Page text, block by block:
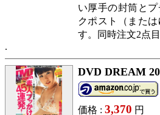
い厚手の封筒と
クポスト（また
す。同時注文2点
DVD DREAM
価格 : 3,370 円